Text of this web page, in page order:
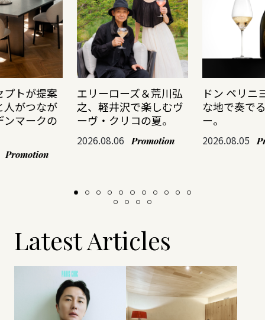
プトが提案
人がつなが
ンマークの
Promotion
エリーローズ＆荒川弘
之、軽井沢で楽しむヴ
ーヴ・クリコの夏。
2026.08.06 Promotion
ドン ペリニ
な地で奏で
ー。
2026.08.05
Latest Articles